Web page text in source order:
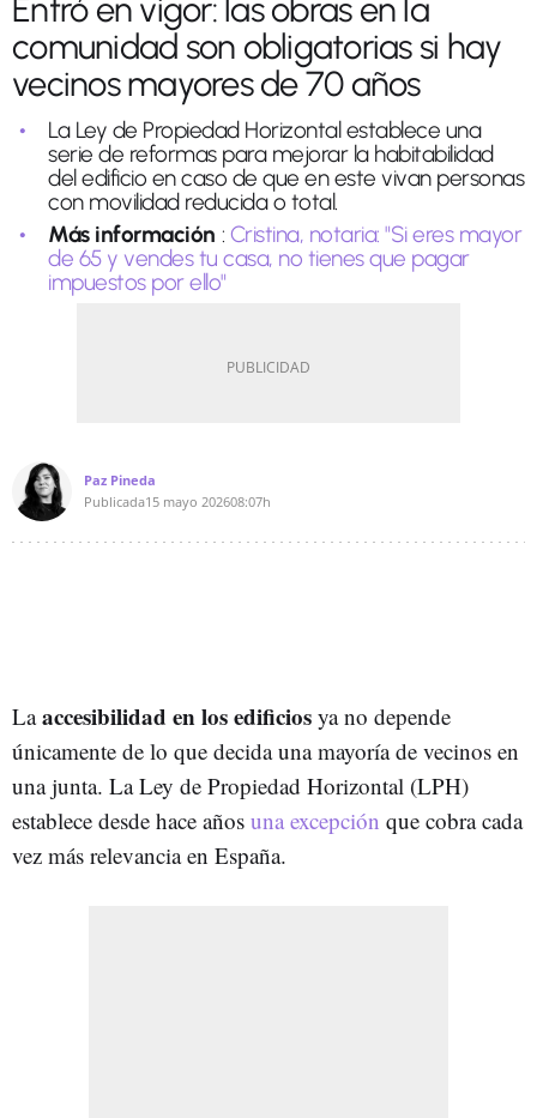
Entró en vigor: las obras en la
comunidad son obligatorias si hay
vecinos mayores de 70 años
La Ley de Propiedad Horizontal establece una
serie de reformas para mejorar la habitabilidad
del edificio en caso de que en este vivan personas
con movilidad reducida o total.
Más información : Cristina, notaria: "Si eres mayor
de 65 y vendes tu casa, no tienes que pagar
impuestos por ello"
Paz Pineda
Publicada15 mayo 202608:07h
Laaccesibilidad en los edificios ya no depende
únicamente de lo que decida una mayoría de vecinos en
una junta. La Ley de Propiedad Horizontal (LPH)
establece desde hace años una excepción que cobra cada
vez más relevancia en España.